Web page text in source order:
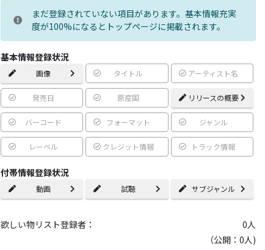
まだ登録されていない項目があります。基本情報充実
度が100%になるとトップページに掲載されます。
基本情報登録状況
画像 タイトル アーティスト名
発売日 原産国 リリースの概要
バーコード フォーマット ジャンル
レーベル クレジット情報 トラック情報
付帯情報登録状況
動画 試聴 サブジャンル
欲しい物リスト登録者： 0人
（公開：0人)